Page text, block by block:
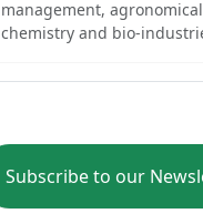
management,
chemistry and bio-
Subscribe to our